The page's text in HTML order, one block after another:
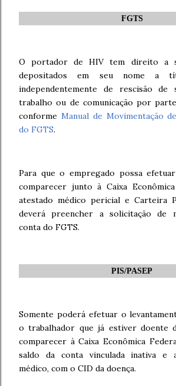
FGTS
O portador de HIV tem direito a
depositados em seu nome a
independentemente de rescisão
trabalho ou de comunicação por
conforme Manual de Movimentação
do FGTS.
Para que o empregado possa
comparecer junto à Caixa
atestado médico pericial e Carteira
deverá preencher a solicitação de
conta do FGTS.
PIS/PASEP
Somente poderá efetuar o
o trabalhador que já estiver doente
comparecer à Caixa Econômica
saldo da conta vinculada inativa e
médico, com o CID da doença.